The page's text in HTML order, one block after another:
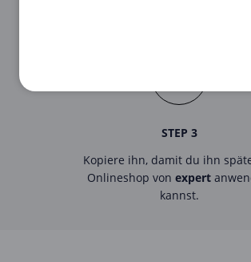
STEP 3
Kopiere ihn, damit du ihn
Onlineshop von expert
kannst.